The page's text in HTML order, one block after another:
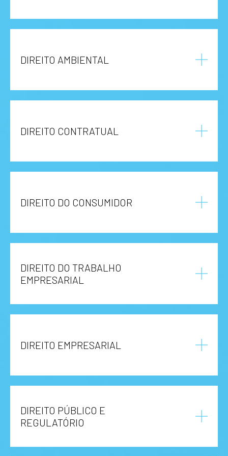
DIREITO AMBIENTAL
DIREITO CONTRATUAL
DIREITO DO CONSUMIDOR
DIREITO DO TRABALHO
EMPRESARIAL
DIREITO EMPRESARIAL
DIREITO PÚBLICO E
REGULATÓRIO